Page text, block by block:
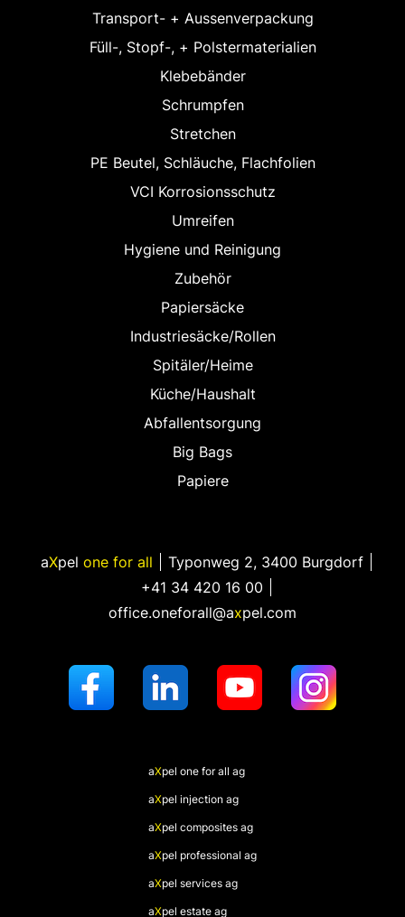
Transport- + Aussenverpackung
Füll-, Stopf-, + Polstermaterialien
Klebebänder
Schrumpfen
Stretchen
PE Beutel, Schläuche, Flachfolien
VCI Korrosionsschutz
Umreifen
Hygiene und Reinigung
Zubehör
Papiersäcke
Industriesäcke/Rollen
Spitäler/Heime
Küche/Haushalt
Abfallentsorgung
Big Bags
Papiere
aXpel one for all Typonweg 2, 3400 Burgdorf
+41 34 420 16 00
office.oneforall@axpel.com
aXpel one for all ag
aXpel injection ag
aXpel composites ag
aXpel professional ag
aXpel services ag
aXpel estate ag